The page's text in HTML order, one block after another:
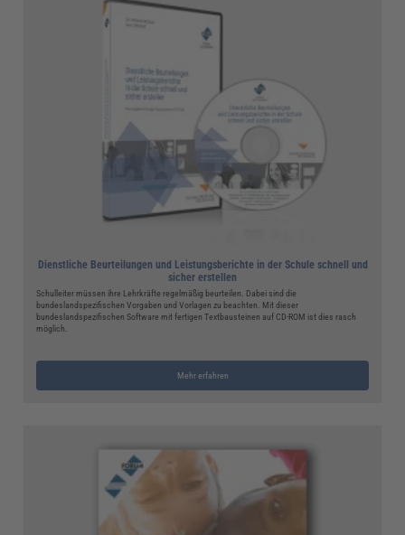
Dienstliche Beurteilungen und Leistungsberichte in der Schule schnell und
sicher erstellen
Schulleiter müssen ihre Lehrkräfte regelmäßig beurteilen. Dabei sind die
bundeslandspezifischen Vorgaben und Vorlagen zu beachten. Mit dieser
bundeslandspezifischen Software mit fertigen Textbausteinen auf CD-ROM ist dies rasch
möglich.
Mehr erfahren